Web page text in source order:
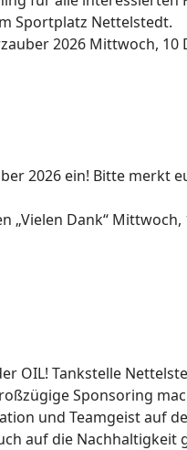
Sportplatz Nettelstedt.
2026 Mittwoch, 10
2026 ein! Bitte merkt
„Vielen Dank“ Mittwoch,
OIL! Tankstelle
Sponsoring
und Teamgeist auf
auf die Nachhaltigkeit